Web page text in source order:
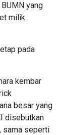
yang
milik
pada
kembar
besar yang
disebutkan
sama seperti